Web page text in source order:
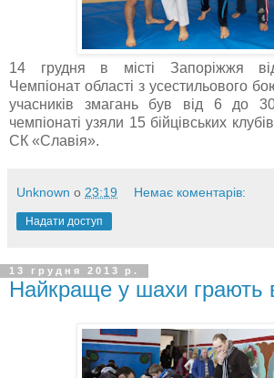
14 грудня в місті Запоріжжя
Чемпіонат області з усестильового
учасників змагань був від 6 до
чемпіонаті узяли 15 бійцівських
СК «Славія».
Unknown о 23:19 Немає коментарів:
Надати доступ
13 грудня 2013 р.
Найкраще у шахи грають